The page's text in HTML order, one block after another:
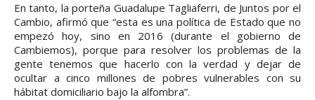
En tanto, la porteña Guadalupe Tagliaferri, de Juntos por el
Cambio, afirmó que “esta es una política de Estado que no
empezó hoy, sino en 2016 (durante el gobierno de
Cambiemos), porque para resolver los problemas de la
gente tenemos que hacerlo con la verdad y dejar de
ocultar a cinco millones de pobres vulnerables con su
hábitat domiciliario bajo la alfombra”.